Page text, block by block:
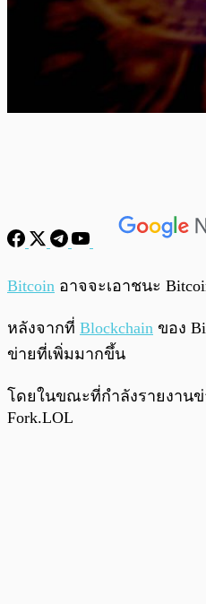
Bitcoin อาจจะเอาชนะ
หลังจากที่ Blockchain ของ
ข่ายที่เพิ่มมากขึ้น
โดยในขณะที่กำลังรายงานข่
Fork.LOL